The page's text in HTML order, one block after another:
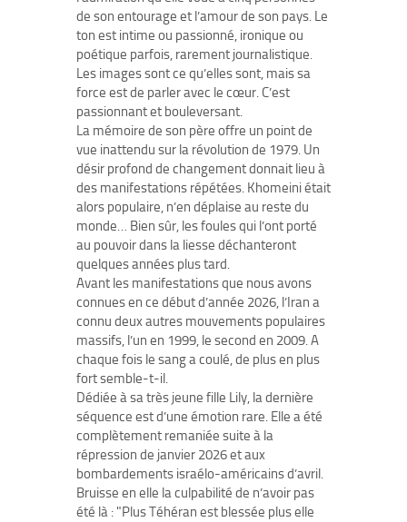
de son entourage et l’amour de son pays. Le
ton est intime ou passionné, ironique ou
poétique parfois, rarement journalistique.
Les images sont ce qu’elles sont, mais sa
force est de parler avec le cœur. C’est
passionnant et bouleversant.
La mémoire de son père offre un point de
vue inattendu sur la révolution de 1979. Un
désir profond de changement donnait lieu à
des manifestations répétées. Khomeini était
alors populaire, n’en déplaise au reste du
monde… Bien sûr, les foules qui l’ont porté
au pouvoir dans la liesse déchanteront
quelques années plus tard.
Avant les manifestations que nous avons
connues en ce début d’année 2026, l’Iran a
connu deux autres mouvements populaires
massifs, l’un en 1999, le second en 2009. A
chaque fois le sang a coulé, de plus en plus
fort semble-t-il.
Dédiée à sa très jeune fille Lily, la dernière
séquence est d’une émotion rare. Elle a été
complètement remaniée suite à la
répression de janvier 2026 et aux
bombardements israélo-américains d’avril.
Bruisse en elle la culpabilité de n’avoir pas
été là : "Plus Téhéran est blessée plus elle